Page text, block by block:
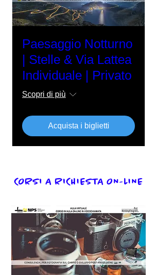
CORSI A RICHIESTA ON-LINE
Paesaggio Notturno
| Stelle & Via Lattea
Individuale | Privato
Scopri di più
Acquista i biglietti